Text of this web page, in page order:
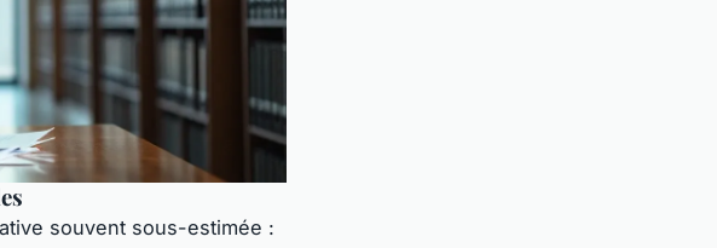
souvent sous-estimée :